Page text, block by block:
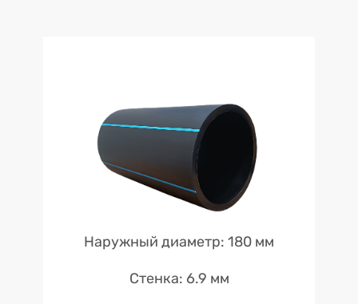
Наружный диаметр: 180 мм
Стенка: 6.9 мм